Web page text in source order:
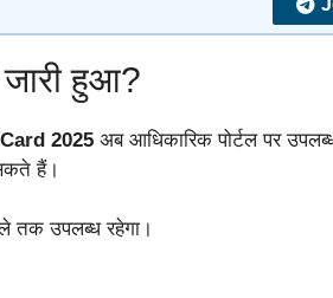
हुआ?
2025 अब आधिकारिक पोर्टल पर
हैं।
तक उपलब्ध रहेगा।